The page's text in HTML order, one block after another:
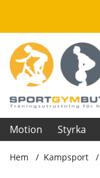
Motion Styrka
Hem Kampsport